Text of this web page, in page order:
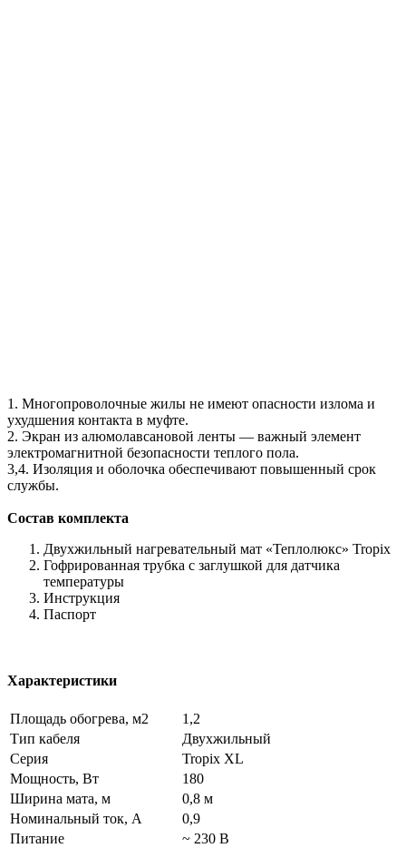
1. Многопроволочные жилы не имеют опасности излома и
ухудшения контакта в муфте.
2. Экран из алюмолавсановой ленты — важный элемент
электромагнитной безопасности теплого пола.
3,4. Изоляция и оболочка обеспечивают повышенный срок
службы.
Состав комплекта
Двухжильный нагревательный мат «Теплолюкс» Tropix
Гофрированная трубка с заглушкой для датчика
температуры
Инструкция
Паспорт
Характеристики
Площадь обогрева, м2
1,2
Тип кабеля
Двухжильный
Серия
Tropix XL
Мощность, Вт
180
Ширина мата, м
0,8 м
Номинальный ток, А
0,9
Питание
~ 230 В